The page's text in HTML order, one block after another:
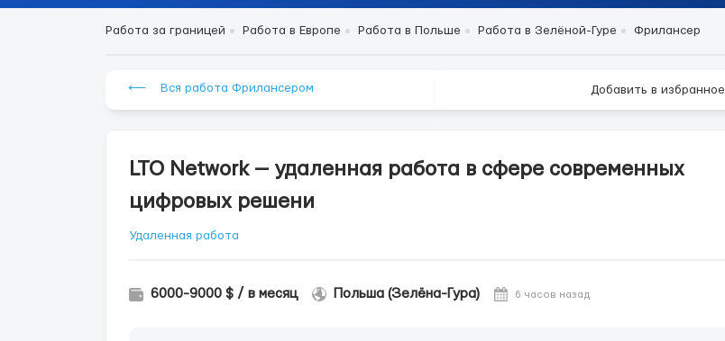
Работа за границей Работа в Европе Работа в Польше Работа в Зелёной-Гуре Фрилансер
⟵ Вся работа Фрилансером Добавить в избранное
LTO Network — удаленная работа в сфере современных
цифровых решени
Удаленная работа
6000-9000 $ / в месяц Польша (Зелёна-Гура) 6 часов назад